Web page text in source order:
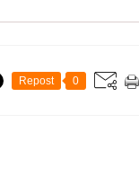
Repost 0